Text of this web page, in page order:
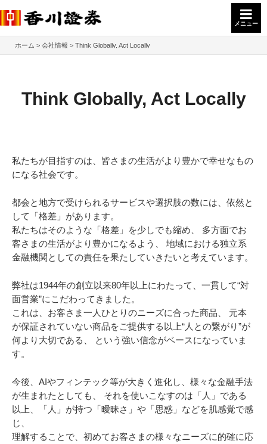
メニュー
ホーム 会社情報 Think Globally, Act Locally
Think Globally, Act Locally
私たちが目指すのは、皆さまの生活がより豊かで幸せなもの
になる社会です。
都会と地方で受けられるサービスや選択肢の数には、依然と
して「格差」があります。
私たちはそのような「格差」を少しでも縮め、
多方面でお
客さまの生活がより豊かになるよう、
地域における独立系
金融機関としての責任を果たしていきたいと考えています。
弊社は1944年の創立以来80年以上にわたって、一貫して“対
面営業”にこだわってきました。
これは、お客さま一人ひとりのニーズに合った商品、
元本
が保証されていない商品をご提供する以上“人との繋がり”が
何より大切である、
という強い信念がベースになっていま
す。
今後、AIやフィンテック等が大きく進化し、様々な金融手法
が生まれたとしても、
それを使いこなすのは「人」である
以上、「人」が持つ「曖昧さ」や「思惑」などを肌感覚で感
じ、
理解することで、初めてお客さまの様々なニーズに的確に応